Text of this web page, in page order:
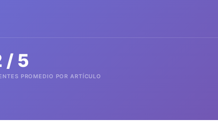
/ 5
PROMEDIO POR ARTÍCULO